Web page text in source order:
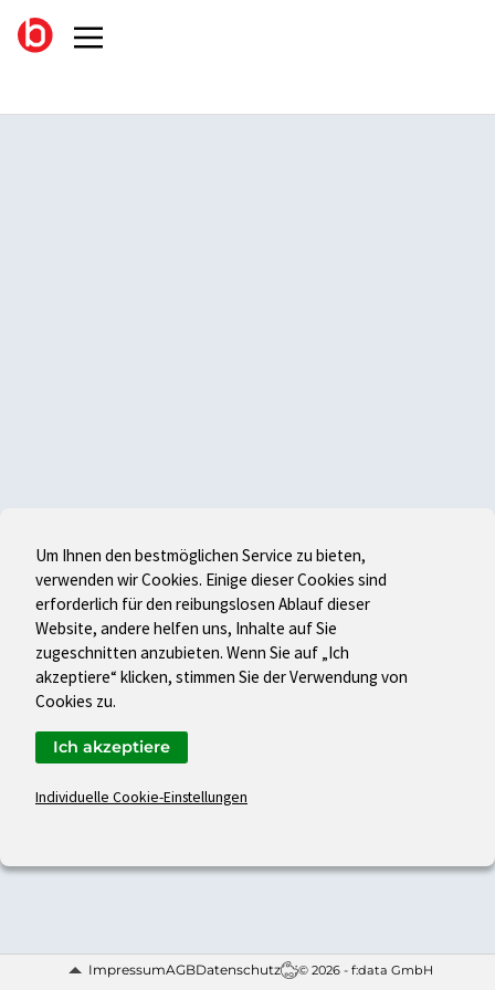
ImpressumAGBDatenschutz © 2026 - f:data GmbH
Um Ihnen den bestmöglichen Service zu bieten,
verwenden wir Cookies. Einige dieser Cookies sind
erforderlich für den reibungslosen Ablauf dieser
Website, andere helfen uns, Inhalte auf Sie
zugeschnitten anzubieten. Wenn Sie auf „Ich
akzeptiere“ klicken, stimmen Sie der Verwendung von
Cookies zu.
Individuelle Cookie-Einstellungen
Ich akzeptiere